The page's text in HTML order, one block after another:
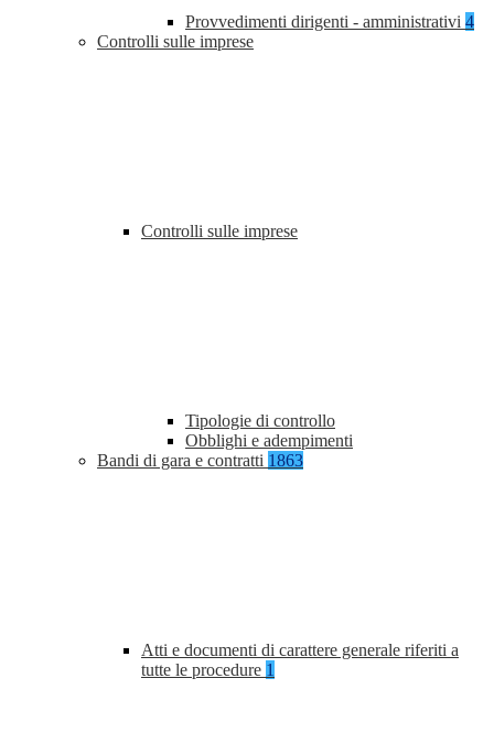
Provvedimenti dirigenti - amministrativi 4
Controlli sulle imprese
Controlli sulle imprese
Tipologie di controllo
Obblighi e adempimenti
Bandi di gara e contratti 1863
Atti e documenti di carattere generale riferiti a
tutte le procedure 1